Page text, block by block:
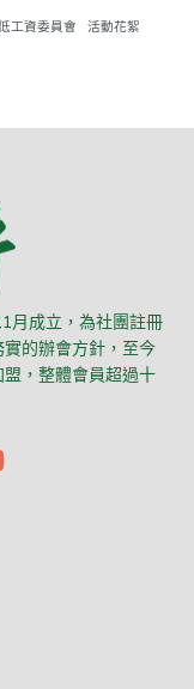
工資委員會 活動花絮
月成立，為社團註冊
的辦會方針，至今
，整體會員超過十